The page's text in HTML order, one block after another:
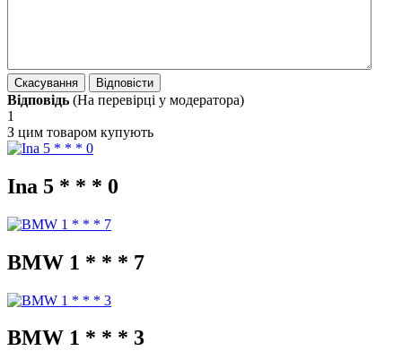
Відповідь (На перевірці у модератора)
1
З цим товаром купують
Ina 5 * * * 0
BMW 1 * * * 7
BMW 1 * * * 3